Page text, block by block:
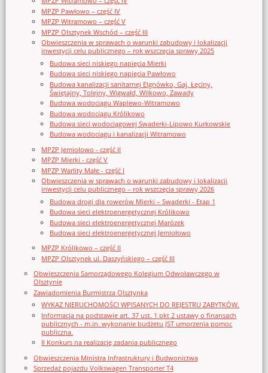
MPZP Pawłowo – część IV
MPZP Witramowo – część V
MPZP Olsztynek Wschód – część III
Obwieszczenia w sprawach o warunki zabudowy i lokalizacji
inwestycji celu publicznego – rok wszczęcia sprawy 2025
Budowa sieci niskiego napięcia Mierki
Budowa sieci niskiego napięcia Pawłowo
Budowa kanalizacji sanitarnej Elgnówko, Gaj, Łęciny,
Świętajny, Tolejny, Wigwałd, Wilkowo, Zawady
Budowa wodociągu Waplewo-Witramowo
Budowa wodociągu Królikowo
Budowa sieci wodociągowej Swaderki-Lipowo Kurkowskie
Budowa wodociągu i kanalizacji Witramowo
MPZP Jemiołowo - część II
MPZP Mierki - część V
MPZP Warlity Małe - część I
Obwieszczenia w sprawach o warunki zabudowy i lokalizacji
inwestycji celu publicznego – rok wszczęcia sprawy 2026
Budowa drogi dla rowerów Mierki – Swaderki - Etap 1
Budowa sieci elektroenergetycznej Królikowo
Budowa sieci elektroenergetycznej Marózek
Budowa sieci elektroenergetycznej Jemiołowo
MPZP Królikowo – część II
MPZP Olsztynek ul. Daszyńskiego – część III
Obwieszczenia Samorządowego Kolegium Odwoławczego w
Olsztynie
Zawiadomienia Burmistrza Olsztynka
WYKAZ NIERUCHOMOŚCI WPISANYCH DO REJESTRU ZABYTKÓW.
Informacja na podstawie art. 37 ust. 1 pkt 2 ustawy o finansach
publicznych - m.in. wykonanie budżetu JST umorzenia pomoc
publiczna.
II Konkurs na realizację zadania publicznego
Obwieszczenia Ministra Infrastruktury i Budwonictwa
Sprzedaż pojazdu Volkswagen Transporter T4